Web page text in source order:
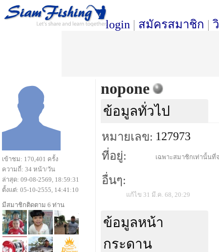
login | สมัครสมาชิก |
nopone
ข้อมูลทั่วไป
หมายเลข: 127973
ที่อยู่:
เฉพาะสมาชิกเท่านั้นที่
อื่นๆ:
แก้ไข 31 มี.ค. 68, 20:29
ข้อมูลหน้า
กระดาน
เข้าชม: 170,401 ครั้ง
ความถี่: 34 หน้า/วัน
ล่าสุด: 09-08-2569, 18:59:31
ตั้งแต่: 05-10-2555, 14:41:10
มีสมาชิกติดตาม 6 ท่าน